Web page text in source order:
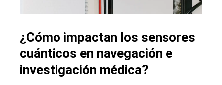
¿Cómo impactan los sensores
cuánticos en navegación e
investigación médica?